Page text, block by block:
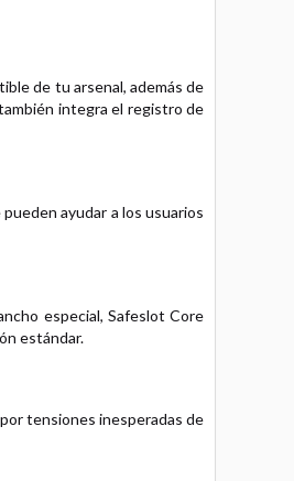
de tu arsenal, además de
integra el registro de
ayudar a los usuarios
especial, Safeslot Core
estándar.
tensiones inesperadas de